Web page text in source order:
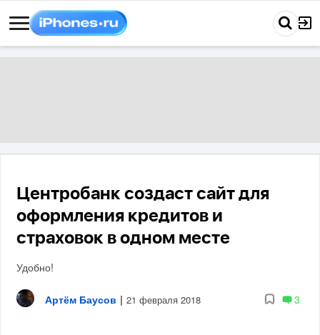
Центробанк создаст сайт для
оформления кредитов и
страховок в одном месте
Удобно!
Артём Баусов | 21 февраля 2018 3